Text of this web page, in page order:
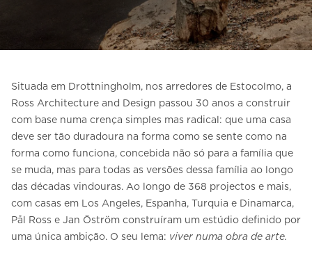
Entre em contacto connosco
Estimativa de preço
FAQ
Situada em Drottningholm, nos arredores de Estocolmo, a
Ross Architecture and Design passou 30 anos a construir
com base numa crença simples mas radical: que uma casa
deve ser tão duradoura na forma como se sente como na
forma como funciona, concebida não só para a família que
se muda, mas para todas as versões dessa família ao longo
das décadas vindouras. Ao longo de 368 projectos e mais,
com casas em Los Angeles, Espanha, Turquia e Dinamarca,
Pål Ross e Jan Öström construíram um estúdio definido por
uma única ambição. O seu lema: viver numa obra de arte.